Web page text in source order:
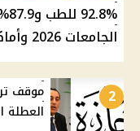
الجامعات 2026 وأماكن المرحلة الثانية
2